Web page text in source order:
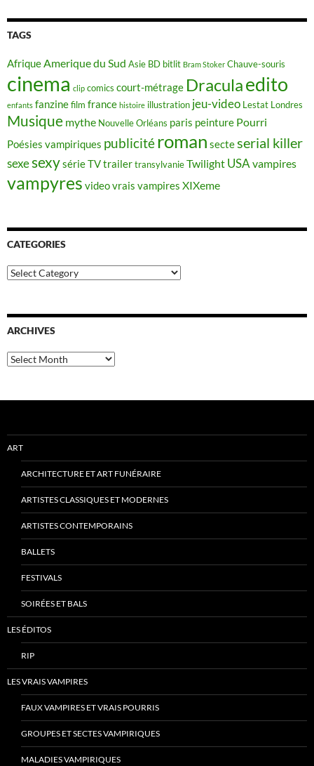
TAGS
AfriqueAmerique du Sud Asie BD bitlit Bram Stoker Chauve-souris
cinema clip comics court-métrage Draculaedito
enfants fanzinefilm france histoire illustration jeu-video Lestat Londres
Musique mythe Nouvelle Orléans paris peinture Pourri
Poésies vampiriques publicitéroman secteserial killer
sexesexysérie TVtrailertransylvanieTwilight USA vampires
vampyres videovrais vampires XIXeme
CATEGORIES
Categories
ARCHIVES
Archives
ART
ARCHITECTURE ET ART FUNÉRAIRE
ARTISTES CLASSIQUES ET MODERNES
ARTISTES CONTEMPORAINS
BALLETS
FESTIVALS
SOIRÉES ET BALS
LES ÉDITOS
RIP
LES VRAIS VAMPIRES
FAUX VAMPIRES ET VRAIS POURRIS
GROUPES ET SECTES VAMPIRIQUES
MALADIES VAMPIRIQUES